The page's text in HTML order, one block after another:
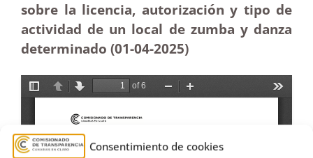
Consentimiento de cookies
sobre la licencia, autorización y tipo de
actividad de un local de zumba y danza
determinado (01-04-2025)